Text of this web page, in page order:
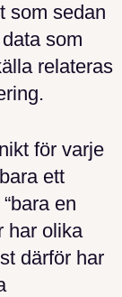
som sedan
som
relateras
för varje
ett
en
har olika
därför har